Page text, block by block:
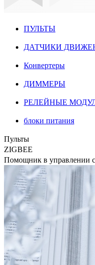
ПУЛЬТЫ
ДАТЧИКИ
Конвертеры
ДИММЕРЫ
РЕЛЕЙНЫЕ
блоки питания
Пульты
ZIGBEE
Помощник в управлении